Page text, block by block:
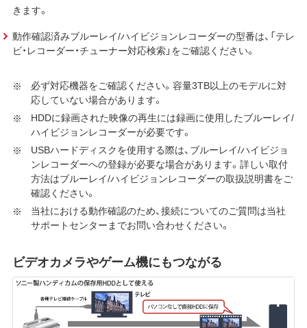
きます。
動作確認済みブルーレイ/ハイビジョンレコーダーの型番は、「テレ
ビ・レコーダー・チューナー対応検索」をご確認ください。
必ず対応機器をご確認ください。容量3TB以上のモデルに対
応していない場合があります。
HDDに録画された映像の再生には録画に使用したブルーレイ/
ハイビジョンレコーダーが必要です。
USBハードディスクを使用する際は、ブルーレイ/ハイビジョ
ンレコーダーへの登録が必要な場合があります。詳しい取付
方法はブルーレイ/ハイビジョンレコーダーの取扱説明書をご
確認ください。
当社における動作確認のため、接続についてのご質問は当社
サポートセンターまでお問い合わせください。
ビデオカメラやゲーム機にもつながる